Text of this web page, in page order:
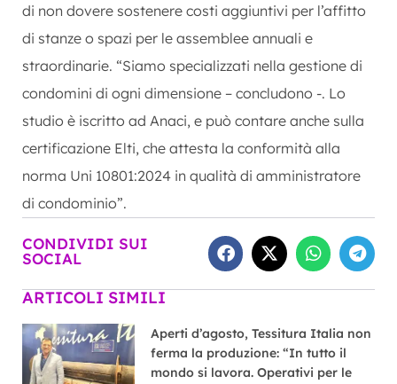
di non dovere sostenere costi aggiuntivi per l’affitto
di stanze o spazi per le assemblee annuali e
straordinarie. “Siamo specializzati nella gestione di
condomini di ogni dimensione – concludono -. Lo
studio è iscritto ad Anaci, e può contare anche sulla
certificazione Elti, che attesta la conformità alla
norma Uni 10801:2024 in qualità di amministratore
di condominio”.
CONDIVIDI SUI
SOCIAL
ARTICOLI SIMILI
Aperti d’agosto, Tessitura Italia non
ferma la produzione: “In tutto il
mondo si lavora. Operativi per le